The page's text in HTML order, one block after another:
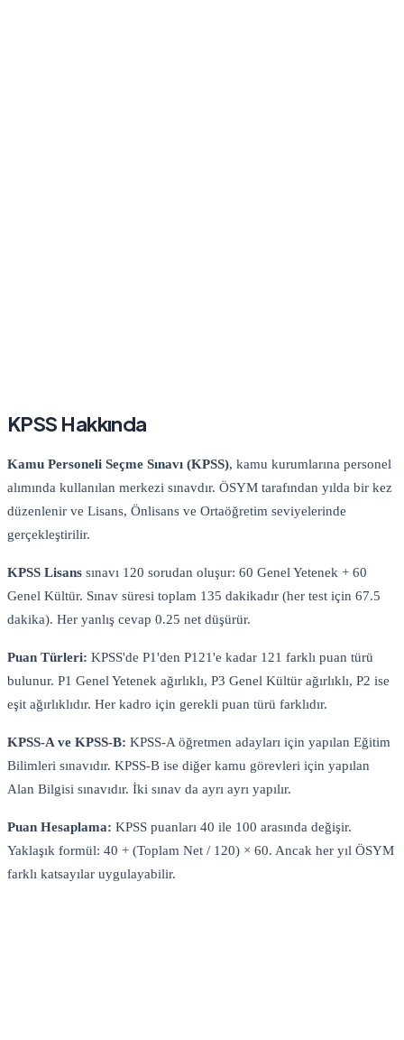
KPSS Hakkında
Kamu Personeli Seçme Sınavı (KPSS), kamu kurumlarına personel
alımında kullanılan merkezi sınavdır. ÖSYM tarafından yılda bir kez
düzenlenir ve Lisans, Önlisans ve Ortaöğretim seviyelerinde
gerçekleştirilir.
KPSS Lisans sınavı 120 sorudan oluşur: 60 Genel Yetenek + 60
Genel Kültür. Sınav süresi toplam 135 dakikadır (her test için 67.5
dakika). Her yanlış cevap 0.25 net düşürür.
Puan Türleri: KPSS'de P1'den P121'e kadar 121 farklı puan türü
bulunur. P1 Genel Yetenek ağırlıklı, P3 Genel Kültür ağırlıklı, P2 ise
eşit ağırlıklıdır. Her kadro için gerekli puan türü farklıdır.
KPSS-A ve KPSS-B: KPSS-A öğretmen adayları için yapılan Eğitim
Bilimleri sınavıdır. KPSS-B ise diğer kamu görevleri için yapılan
Alan Bilgisi sınavıdır. İki sınav da ayrı ayrı yapılır.
Puan Hesaplama: KPSS puanları 40 ile 100 arasında değişir.
Yaklaşık formül: 40 + (Toplam Net / 120) × 60. Ancak her yıl ÖSYM
farklı katsayılar uygulayabilir.